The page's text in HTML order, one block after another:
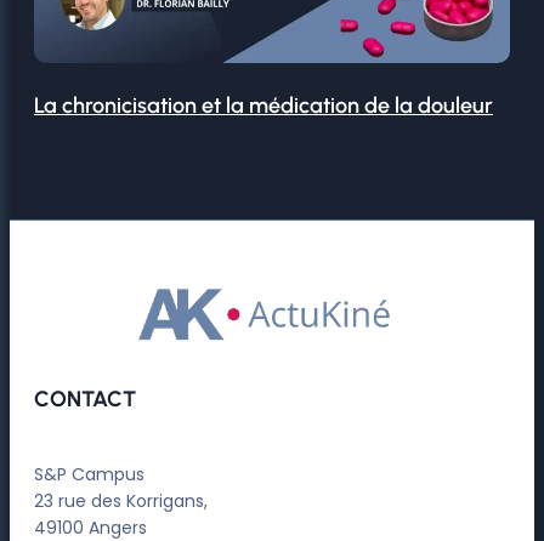
La chronicisation et la médication de la douleur
CONTACT
S&P Campus
23 rue des Korrigans,
49100 Angers